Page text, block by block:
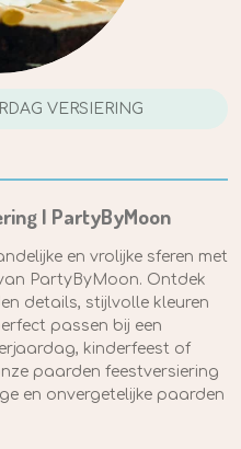
VERSIERING
| PartyByMoon
en vrolijke sferen met
PartyByMoon. Ontdek
details, stijlvolle kleuren
passen bij een
kinderfeest of
paarden feestversiering
en onvergetelijke paarden